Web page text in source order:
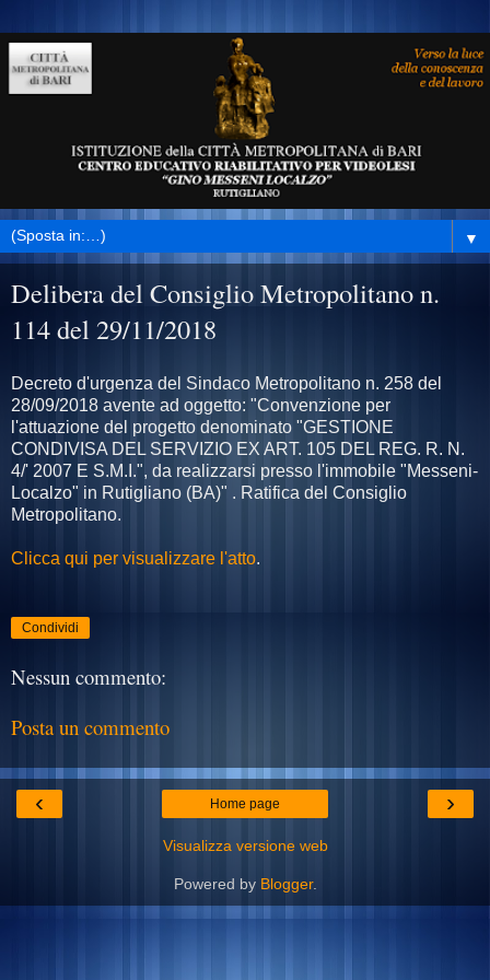
▼
Delibera del Consiglio Metropolitano n.
114 del 29/11/2018
Decreto d'urgenza del Sindaco Metropolitano n. 258 del
28/09/2018 avente ad oggetto: "Convenzione per
l'attuazione del progetto denominato "GESTIONE
CONDIVISA DEL SERVIZIO EX ART. 105 DEL REG. R. N.
4/' 2007 E S.M.I.", da realizzarsi presso l'immobile "Messeni-
Localzo" in Rutigliano (BA)" . Ratifica del Consiglio
Metropolitano.
Clicca qui per visualizzare l'atto.
Condividi
Nessun commento:
Posta un commento
‹ ›
Home page
Visualizza versione web
Powered by Blogger.